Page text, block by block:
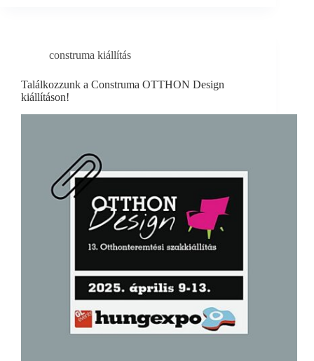
construma kiállítás
Találkozzunk a Construma OTTHON Design
kiállításon!